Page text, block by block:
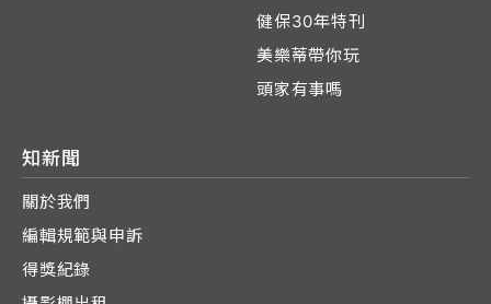
健保30年特刊
美樂蒂帶你玩
頭家有事嗎
知新聞
關於我們
編輯規範與申訴
得獎紀錄